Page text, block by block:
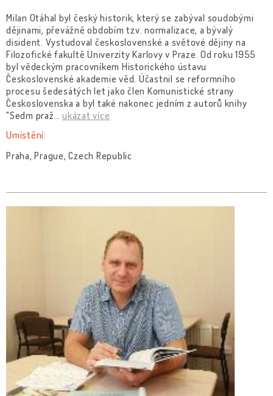
Milan Otáhal byl český historik, který se zabýval soudobými
dějinami, převážně obdobím tzv. normalizace, a bývalý
disident. Vystudoval československé a světové dějiny na
Filozofické fakultě Univerzity Karlovy v Praze. Od roku 1955
byl vědeckým pracovníkem Historického ústavu
Československé akademie věd. Účastnil se reformního
procesu šedesátých let jako člen Komunistické strany
Československa a byl také nakonec jedním z autorů knihy
"Sedm praž… ukázat více
Umístění:
Praha, Prague, Czech Republic